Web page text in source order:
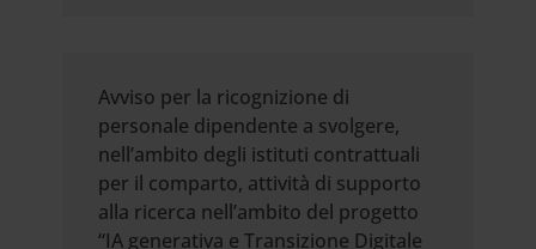
Avviso per la ricognizione di
personale dipendente a svolgere,
nell’ambito degli istituti contrattuali
per il comparto, attività di supporto
alla ricerca nell’ambito del progetto
“IA generativa e Transizione Digitale